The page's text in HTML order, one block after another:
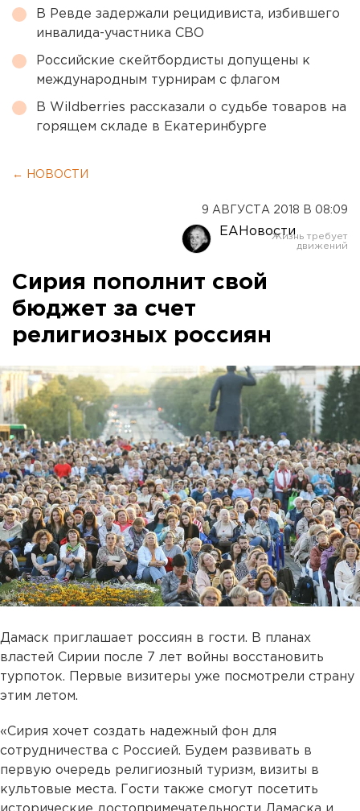
В Ревде задержали рецидивиста, избившего
инвалида-участника СВО
Российские скейтбордисты допущены к
международным турнирам с флагом
В Wildberries рассказали о судьбе товаров на
горящем складе в Екатеринбурге
← НОВОСТИ
9 АВГУСТА 2018 В 08:09
ЕАНовости
Сирия пополнит свой
бюджет за счет
религиозных россиян
Дамаск приглашает россиян в гости. В планах
властей Сирии после 7 лет войны восстановить
турпоток. Первые визитеры уже посмотрели страну
этим летом.
«Сирия хочет создать надежный фон для
сотрудничества с Россией. Будем развивать в
первую очередь религиозный туризм, визиты в
культовые места. Гости также смогут посетить